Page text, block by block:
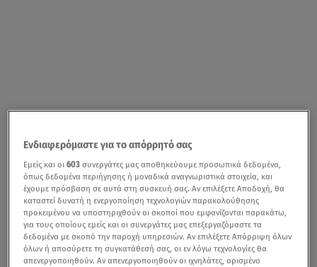
Ενδιαφερόμαστε για το απόρρητό σας
Εμείς και οι603 συνεργάτες μας αποθηκεύουμε προσωπικά δεδομένα,
όπως δεδομένα περιήγησης ή μοναδικά αναγνωριστικά στοιχεία, και
έχουμε πρόσβαση σε αυτά στη συσκευή σας. Αν επιλέξετε Αποδοχή, θα
καταστεί δυνατή η ενεργοποίηση τεχνολογιών παρακολούθησης
προκειμένου να υποστηριχθούν οι σκοποί που εμφανίζονται παρακάτω,
για τους οποίους εμείς και οι συνεργάτες μας επεξεργαζόμαστε τα
δεδομένα με σκοπό την παροχή υπηρεσιών. Αν επιλέξετε Απόρριψη όλων
όλων ή αποσύρετε τη συγκατάθεσή σας, οι εν λόγω τεχνολογίες θα
απενεργοποιηθούν. Αν απενεργοποιηθούν οι ιχνηλάτες, ορισμένο